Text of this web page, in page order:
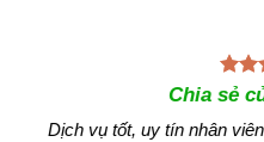
Chia sẻ
Dịch vụ tốt, uy tín nhân